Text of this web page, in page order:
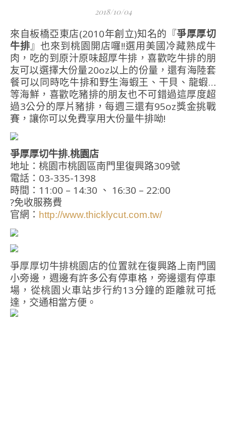
2018/10/04
來自板橋亞東店(2010年創立)知名的『爭厚厚切
牛排』也來到桃園開店囉!!選用美國冷藏熟成牛
肉，吃的到原汁原味超厚牛排，喜歡吃牛排的朋
友可以選擇大份量20oz以上的份量，還有海陸套
餐可以同時吃牛排和野生海蝦王、干貝、龍蝦…
等海鮮，喜歡吃豬排的朋友也不可錯過這厚度超
過3公分的厚片豬排，每週三還有95oz獎金挑戰
賽，讓你可以免費享用大份量牛排呦!
爭厚厚切牛排.桃園店
地址：桃園市桃園區南門里復興路309號
電話：03-335-1398
時間：11:00 – 14:30 、 16:30 – 22:00
?免收服務費
官網： http://www.thicklycut.com.tw/
爭厚厚切牛排桃園店的位置就在復興路上南門國
小旁邊，週邊有許多公有停車格，旁邊還有停車
場，從桃園火車站步行約13分鐘的距離就可抵
達，交通相當方便。